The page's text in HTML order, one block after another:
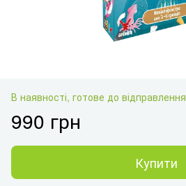
В наявності, готове до відправлення
990 грн
Купити